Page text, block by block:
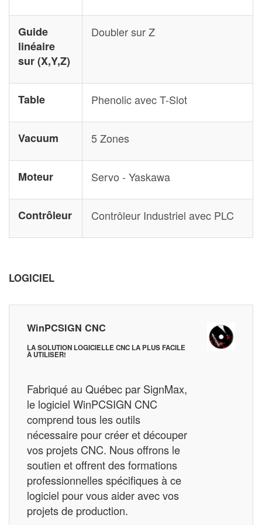
Guide
linéaire
sur (X,Y,Z)
Doubler sur Z
Table Phenolic avec T-Slot
Vacuum 5 Zones
Moteur Servo - Yaskawa
Contrôleur Contrôleur Industriel avec PLC
LOGICIEL
WinPCSIGN CNC
LA SOLUTION LOGICIELLE CNC LA PLUS FACILE
À UTILISER!
Fabriqué au Québec par SignMax,
le logiciel WinPCSIGN CNC
comprend tous les outils
nécessaire pour créer et découper
vos projets CNC. Nous offrons le
soutien et offrent des formations
professionnelles spécifiques à ce
logiciel pour vous aider avec vos
projets de production.